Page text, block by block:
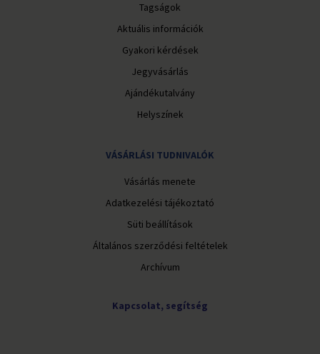
Tagságok
Aktuális információk
Gyakori kérdések
Jegyvásárlás
Ajándékutalvány
Helyszínek
VÁSÁRLÁSI TUDNIVALÓK
Vásárlás menete
Adatkezelési tájékoztató
Süti beállítások
Általános szerződési feltételek
Archívum
Kapcsolat, segítség